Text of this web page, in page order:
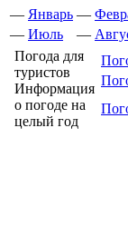
— Январь —
— Июль —
Погода для
туристов
Информация
о погоде на
целый год